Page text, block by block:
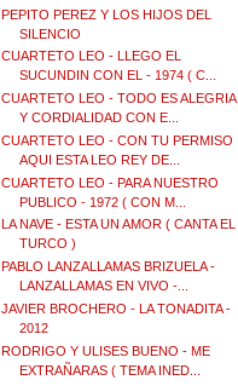
PEPITO PEREZ Y LOS HIJOS DEL
SILENCIO
CUARTETO LEO - LLEGO EL
SUCUNDIN CON EL - 1974 ( C...
CUARTETO LEO - TODO ES ALEGRIA
Y CORDIALIDAD CON E...
CUARTETO LEO - CON TU PERMISO
AQUI ESTA LEO REY DE...
CUARTETO LEO - PARA NUESTRO
PUBLICO - 1972 ( CON M...
LA NAVE - ESTA UN AMOR ( CANTA EL
TURCO )
PABLO LANZALLAMAS BRIZUELA -
LANZALLAMAS EN VIVO -...
JAVIER BROCHERO - LA TONADITA -
2012
RODRIGO Y ULISES BUENO - ME
EXTRAÑARAS ( TEMA INED...